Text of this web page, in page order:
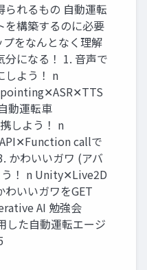
られるもの 自動運転
を構築するのに必要
をなんとなく理解
分になる！ 1. 音声で
しよう！ n
動運転車
しよう！ n
callで
かわいいガワ (アバ
！ n Unity✕Live2D
わいいガワをGET
AI 勉強会
した自動運転エージ